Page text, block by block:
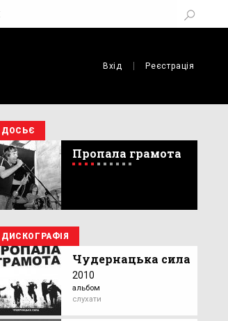
Вхід Реєстрація
ДОСЬЄ
Пропала грамота
ДИСКОГРАФІЯ
Чудернацька сила
2010
альбом
слухати